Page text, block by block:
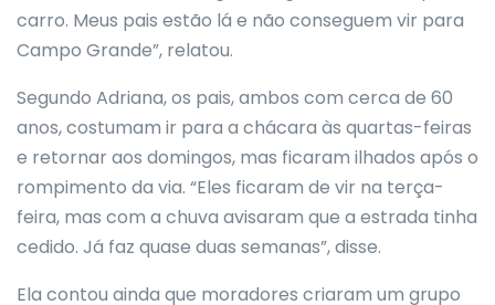
carro. Meus pais estão lá e não conseguem vir para
Campo Grande”, relatou.
Segundo Adriana, os pais, ambos com cerca de 60
anos, costumam ir para a chácara às quartas-feiras
e retornar aos domingos, mas ficaram ilhados após o
rompimento da via. “Eles ficaram de vir na terça-
feira, mas com a chuva avisaram que a estrada tinha
cedido. Já faz quase duas semanas”, disse.
Ela contou ainda que moradores criaram um grupo